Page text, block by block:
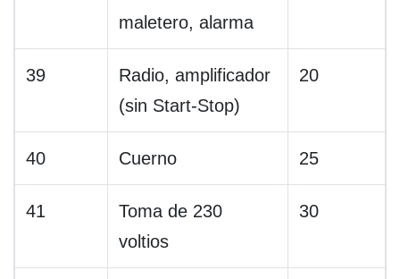
maletero, alarma
39
Radio, amplificador
(sin Start-Stop)
20
40 Cuerno 25
41
Toma de 230
voltios
30